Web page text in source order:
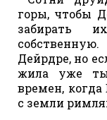
горы, чтобы
забирать
Дейрдре, но
жила уже
времен, когда
с земли